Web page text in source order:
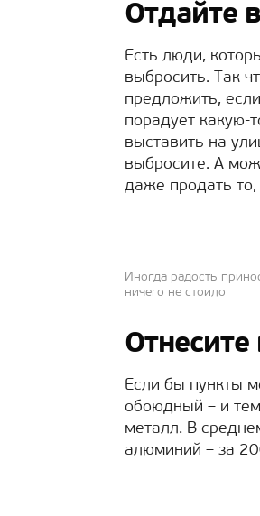
Отдайте
Есть люди,
выбросить. Так
предложить,
порадует
выставить на
выбросите. А
даже продать
Иногда радость
ничего не стоило
Если бы пункты
обоюдный – и
металл. В
алюминий – за